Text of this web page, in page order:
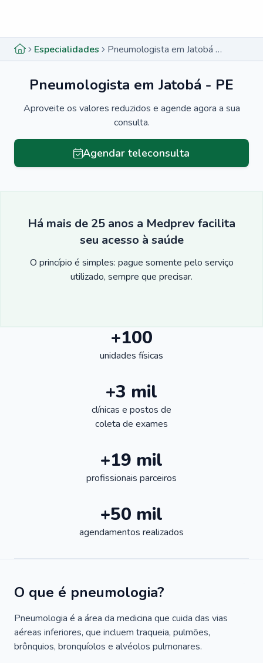
Especialidades Pneumologista em Jatobá - PE
Pneumologista em Jatobá - PE
Aproveite os valores reduzidos e agende agora a sua
consulta.
Agendar teleconsulta
Há mais de 25 anos a Medprev facilita
seu acesso à saúde
O princípio é simples: pague somente pelo serviço
utilizado, sempre que precisar.
+100
unidades físicas
+3 mil
clínicas e postos de
coleta de exames
+19 mil
profissionais parceiros
+50 mil
agendamentos realizados
O que é pneumologia?
Pneumologia é a área da medicina que cuida das vias
aéreas inferiores, que incluem traqueia, pulmões,
brônquios, bronquíolos e alvéolos pulmonares.